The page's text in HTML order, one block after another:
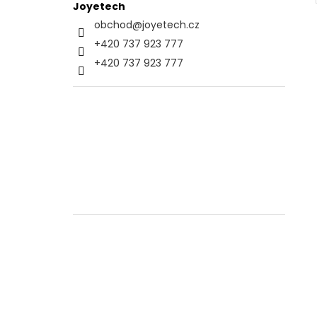
Joyetech
obchod@joyetech.cz
+420 737 923 777
+420 737 923 777